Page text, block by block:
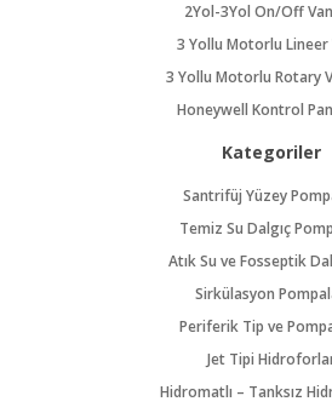
2Yol-3Yol On/Off
3 Yollu Motorlu Lineer
3 Yollu Motorlu Rotary
Honeywell Kontrol
Kategoriler
Santrifüj Yüzey
Temiz Su Dalgıç
Atık Su ve Fosseptik
Sirkülasyon
Periferik Tip ve
Jet Tipi
Hidromatlı – Tanksız